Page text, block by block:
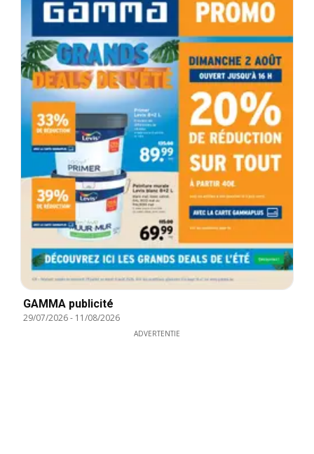
GAMMA publicité
29/07/2026- 11/08/2026
ADVERTENTIE